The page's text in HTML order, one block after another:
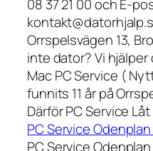
08 37 21 00 och E-
Orrspelsvägen 13,
inte dator? Vi hjälper
Mac PC Service (
funnits 11 år på
Därför PC Service
PC Service
PC Service